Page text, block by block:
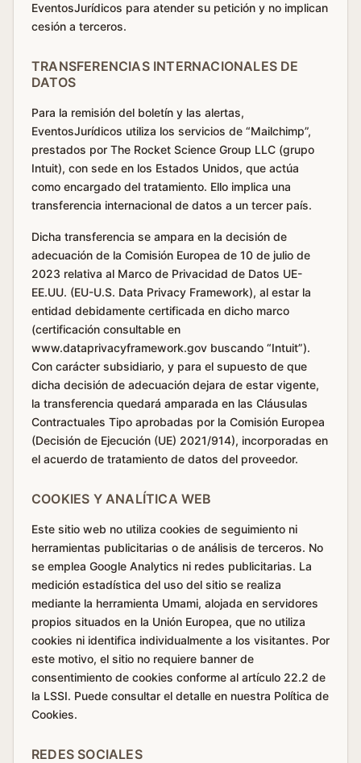
EventosJurídicos para atender su petición y no implican
cesión a terceros.
TRANSFERENCIAS INTERNACIONALES DE
DATOS
Para la remisión del boletín y las alertas,
EventosJurídicos utiliza los servicios de “Mailchimp”,
prestados por The Rocket Science Group LLC (grupo
Intuit), con sede en los Estados Unidos, que actúa
como encargado del tratamiento. Ello implica una
transferencia internacional de datos a un tercer país.
Dicha transferencia se ampara en la decisión de
adecuación de la Comisión Europea de 10 de julio de
2023 relativa al Marco de Privacidad de Datos UE-
EE.UU. (EU-U.S. Data Privacy Framework), al estar la
entidad debidamente certificada en dicho marco
(certificación consultable en
www.dataprivacyframework.gov buscando “Intuit”).
Con carácter subsidiario, y para el supuesto de que
dicha decisión de adecuación dejara de estar vigente,
la transferencia quedará amparada en las Cláusulas
Contractuales Tipo aprobadas por la Comisión Europea
(Decisión de Ejecución (UE) 2021/914), incorporadas en
el acuerdo de tratamiento de datos del proveedor.
COOKIES Y ANALÍTICA WEB
Este sitio web no utiliza cookies de seguimiento ni
herramientas publicitarias o de análisis de terceros. No
se emplea Google Analytics ni redes publicitarias. La
medición estadística del uso del sitio se realiza
mediante la herramienta Umami, alojada en servidores
propios situados en la Unión Europea, que no utiliza
cookies ni identifica individualmente a los visitantes. Por
este motivo, el sitio no requiere banner de
consentimiento de cookies conforme al artículo 22.2 de
la LSSI. Puede consultar el detalle en nuestra Política de
Cookies.
REDES SOCIALES